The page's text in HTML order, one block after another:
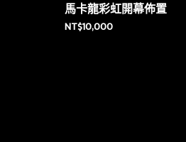
馬卡龍彩虹開幕佈置
NT$10,000